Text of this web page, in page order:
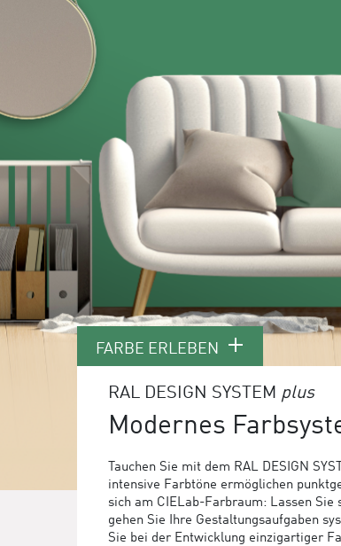
FARBE ERLEBEN
RAL DESIGN SYSTEM plus
Modernes
Tauchen Sie mit dem RAL DESIGN
intensive Farbtöne ermöglichen
sich am CIELab-Farbraum: Lassen
gehen Sie Ihre Gestaltungsaufgaben
Sie bei der Entwicklung einzigartiger